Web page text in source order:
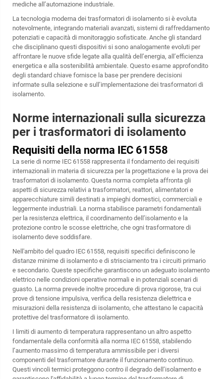
mediche all’automazione industriale.
La tecnologia moderna dei trasformatori di isolamento si è evoluta
notevolmente, integrando materiali avanzati, sistemi di raffreddamento
potenziati e capacità di monitoraggio sofisticate. Anche gli standard
che disciplinano questi dispositivi si sono analogamente evoluti per
affrontare le nuove sfide legate alla qualità dell’energia, all’efficienza
energetica e alla sostenibilità ambientale. Questo esame approfondito
degli standard chiave fornisce la base per prendere decisioni
informate sulla selezione e sull’implementazione dei trasformatori di
isolamento.
Norme internazionali sulla sicurezza
per i trasformatori di isolamento
Requisiti della norma IEC 61558
La serie di norme IEC 61558 rappresenta il fondamento dei requisiti
internazionali in materia di sicurezza per la progettazione e la prova dei
trasformatori di isolamento. Questa norma completa affronta gli
aspetti di sicurezza relativi a trasformatori, reattori, alimentatori e
apparecchiature simili destinati a impieghi domestici, commerciali e
leggermente industriali. La norma stabilisce parametri fondamentali
per la resistenza elettrica, il coordinamento dell’isolamento e la
protezione contro le scosse elettriche, che ogni trasformatore di
isolamento deve soddisfare.
Nell'ambito del quadro IEC 61558, requisiti specifici definiscono le
distanze minime di isolamento e di strisciamento tra i circuiti primario
e secondario. Queste specifiche garantiscono un adeguato isolamento
elettrico nelle condizioni operative normali e in potenziali scenari di
guasto. La norma prevede inoltre procedure di prova rigorose, tra cui
prove di tensione impulsiva, verifica della resistenza dielettrica e
misurazioni della resistenza di isolamento, che attestano le capacità
protettive del trasformatore di isolamento.
I limiti di aumento di temperatura rappresentano un altro aspetto
fondamentale della conformità alla norma IEC 61558, stabilendo
l’aumento massimo di temperatura ammissibile per i diversi
componenti del trasformatore durante il funzionamento continuo.
Questi vincoli termici proteggono contro il degrado dell’isolamento e